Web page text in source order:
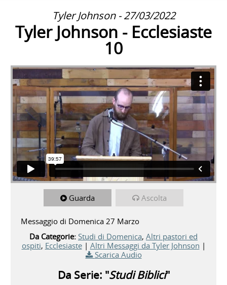
Tyler Johnson - 27/03/2022
Tyler Johnson - Ecclesiaste
10
Guarda Ascolta
Messaggio di Domenica 27 Marzo
Da Categorie: Studi di Domenica, Altri pastori ed
ospiti, Ecclesiaste| Altri Messaggi da Tyler Johnson |
Scarica Audio
Da Serie: "Studi Biblici"